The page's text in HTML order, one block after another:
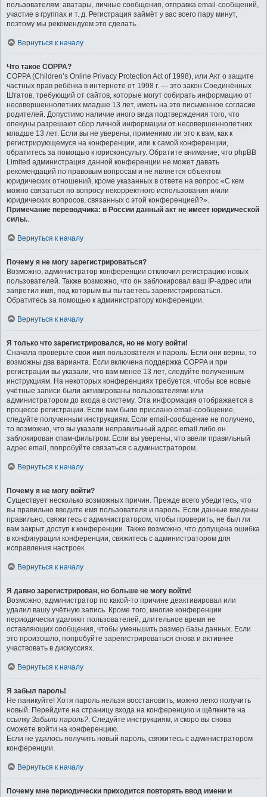
пользователям: аватары, личные сообщения, отправка email-сообщений,
участие в группах и т. д. Регистрация займёт у вас всего пару минут,
поэтому мы рекомендуем это сделать.
Вернуться к началу
Что такое COPPA?
COPPA (Children’s Online Privacy Protection Act of 1998), или Акт о защите
частных прав ребёнка в интернете от 1998 г. — это закон Соединённых
Штатов, требующий от сайтов, которые могут собирать информацию от
несовершеннолетних младше 13 лет, иметь на это письменное согласие
родителей. Допустимо наличие иного вида подтверждения того, что
опекуны разрешают сбор личной информации от несовершеннолетних
младше 13 лет. Если вы не уверены, применимо ли это к вам, как к
регистрирующемуся на конференции, или к самой конференции,
обратитесь за помощью к юрисконсульту. Обратите внимание, что phpBB
Limited администрация данной конференции не может давать
рекомендаций по правовым вопросам и не является объектом
юридических отношений, кроме указанных в ответе на вопрос «С кем
можно связаться по вопросу некорректного использования и/или
юридических вопросов, связанных с этой конференцией?».
Примечание переводчика: в России данный акт не имеет юридической
силы..
Вернуться к началу
Почему я не могу зарегистрироваться?
Возможно, администратор конференции отключил регистрацию новых
пользователей. Также возможно, что он заблокировал ваш IP-адрес или
запретил имя, под которым вы пытаетесь зарегистрироваться.
Обратитесь за помощью к администратору конференции.
Вернуться к началу
Я только что зарегистрировался, но не могу войти!
Сначала проверьте свои имя пользователя и пароль. Если они верны, то
возможны два варианта. Если включена поддержка COPPA и при
регистрации вы указали, что вам менее 13 лет, следуйте полученным
инструкциям. На некоторых конференциях требуется, чтобы все новые
учётные записи были активированы пользователями или
администратором до входа в систему. Эта информация отображается в
процессе регистрации. Если вам было прислано email-сообщение,
следуйте полученным инструкциям. Если email-сообщение не получено,
то возможно, что вы указали неправильный адрес email либо он
заблокирован спам-фильтром. Если вы уверены, что ввели правильный
адрес email, попробуйте связаться с администратором.
Вернуться к началу
Почему я не могу войти?
Существует несколько возможных причин. Прежде всего убедитесь, что
вы правильно вводите имя пользователя и пароль. Если данные введены
правильно, свяжитесь с администратором, чтобы проверить, не был ли
вам закрыт доступ к конференции. Также возможно, что допущена ошибка
в конфигурации конференции, свяжитесь с администратором для
исправления настроек.
Вернуться к началу
Я давно зарегистрирован, но больше не могу войти!
Возможно, администратор по какой-то причине деактивировал или
удалил вашу учётную запись. Кроме того, многие конференции
периодически удаляют пользователей, длительное время не
оставляющих сообщения, чтобы уменьшить размер базы данных. Если
это произошло, попробуйте зарегистрироваться снова и активнее
участвовать в дискуссиях.
Вернуться к началу
Я забыл пароль!
Не паникуйте! Хотя пароль нельзя восстановить, можно легко получить
новый. Перейдите на страницу входа на конференцию и щёлкните на
ссылку Забыли пароль?. Следуйте инструкциям, и скоро вы снова
сможете войти на конференцию.
Если не удалось получить новый пароль, свяжитесь с администратором
конференции.
Вернуться к началу
Почему мне периодически приходится повторять ввод имени и